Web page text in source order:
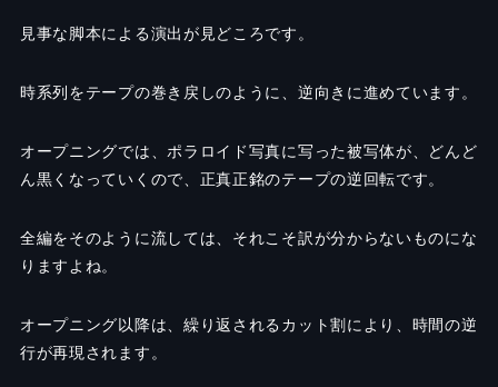
見事な脚本による演出が見どころです。
時系列をテープの巻き戻しのように、逆向きに進めています。
オープニングでは、ポラロイド写真に写った被写体が、どんど
ん黒くなっていくので、正真正銘のテープの逆回転です。
全編をそのように流しては、それこそ訳が分からないものにな
りますよね。
オープニング以降は、繰り返されるカット割により、時間の逆
行が再現されます。